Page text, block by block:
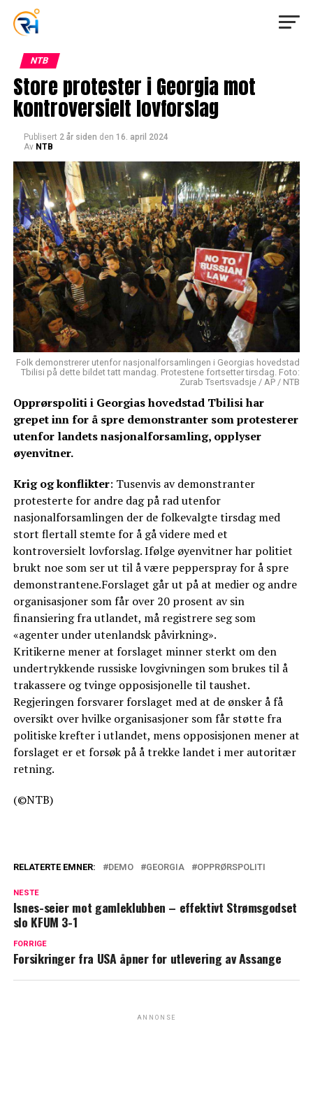
NTB
Store protester i Georgia mot
kontroversielt lovforslag
Publisert 2 år siden den 16. april 2024
Av NTB
Folk demonstrerer utenfor nasjonalforsamlingen i Georgias hovedstad
Tbilisi på dette bildet tatt mandag. Protestene fortsetter tirsdag. Foto:
Zurab Tsertsvadsje / AP / NTB
Opprørspoliti i Georgias hovedstad Tbilisi har
grepet inn for å spre demonstranter som protesterer
utenfor landets nasjonalforsamling, opplyser
øyenvitner.
Krig og konflikter: Tusenvis av demonstranter
protesterte for andre dag på rad utenfor
nasjonalforsamlingen der de folkevalgte tirsdag med
stort flertall stemte for å gå videre med et
kontroversielt lovforslag. Ifølge øyenvitner har politiet
brukt noe som ser ut til å være pepperspray for å spre
demonstrantene.Forslaget går ut på at medier og andre
organisasjoner som får over 20 prosent av sin
finansiering fra utlandet, må registrere seg som
«agenter under utenlandsk påvirkning».
Kritikerne mener at forslaget minner sterkt om den
undertrykkende russiske lovgivningen som brukes til å
trakassere og tvinge opposisjonelle til taushet.
Regjeringen forsvarer forslaget med at de ønsker å få
oversikt over hvilke organisasjoner som får støtte fra
politiske krefter i utlandet, mens opposisjonen mener at
forslaget er et forsøk på å trekke landet i mer autoritær
retning.
(©NTB)
RELATERTE EMNER: DEMO GEORGIA OPPRØRSPOLITI
NESTE
Isnes-seier mot gamleklubben – effektivt Strømsgodset
slo KFUM 3-1
FORRIGE
Forsikringer fra USA åpner for utlevering av Assange
ANNONSE